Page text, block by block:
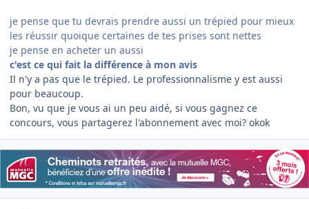
je pense que tu devrais prendre aussi un trépied pour mieux
les réussir quoique certaines de tes prises sont nettes
je pense en acheter un aussi
c'est ce qui fait la différence à mon avis
Il n'y a pas que le trépied. Le professionnalisme y est aussi
pour beaucoup.
Bon, vu que je vous ai un peu aidé, si vous gagnez ce
concours, vous partagerez l'abonnement avec moi? okok